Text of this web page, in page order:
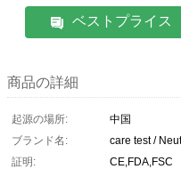
ベストプライス
商品の詳細
起源の場所:
中国
ブランド名:
care test /
証明:
CE,FDA,FSC